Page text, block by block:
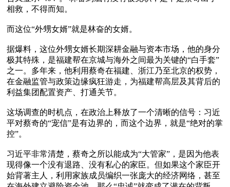
相救，不得而知。
而这位“外甥女婿”就是林奋的女婿。
据爆料，这位外甥女婿长期深耕金融与资本市场，他的身分
极其特殊，是福建帮在京城与海外之间最为关键的“白手套”
之一。多年来，他利用蔡奇在福建、浙江乃至北京的权势，
在金融监管与政策边缘疯狂游走，为福建帮高层及其背后的
利益集团配置资产、打通关节。
这场调查的时机点，在政治上释放了一个清晰的信号：习近
平对蔡奇的“宠信”是有边界的，而这个边界，就是“绝对的掌
控”。
习近平非常清楚，蔡奇之所以能成为“大管家”，是因为他表
现得像一个没有退路、没有私心的家臣。但如果这个家臣开
始背著主人，利用家族成员编织一张庞大的经济网络，甚至